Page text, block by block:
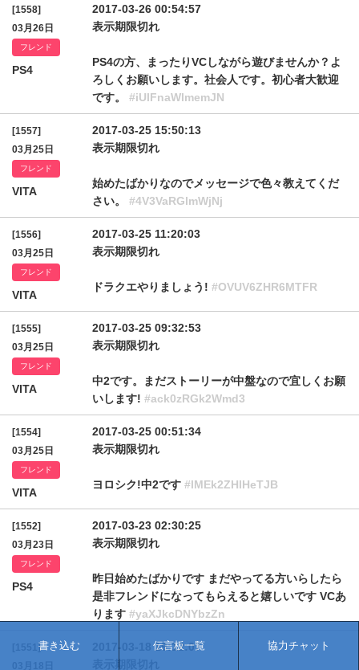
[1558]
03月26日
フレンド
PS4
2017-03-26 00:54:57
表示期限切れ
PS4の方、まったりVCしながら遊びませんか？よ
ろしくお願いします。社会人です。初心者大歓迎
です。 #iUlFnaWlmemJN
[1557]
03月25日
フレンド
VITA
2017-03-25 15:50:13
表示期限切れ
始めたばかりなのでメッセージで色々教えてくだ
さい。 #4V3VaRGlmWjNj
[1556]
03月25日
フレンド
VITA
2017-03-25 11:20:03
表示期限切れ
ドラクエやりましょう! #OVUV6ZHR6MTFR
[1555]
03月25日
フレンド
VITA
2017-03-25 09:32:53
表示期限切れ
中2です。まだストーリーが中盤なので宜しくお願
いします! #ack0zRGk2Wmd3
[1554]
03月25日
フレンド
VITA
2017-03-25 00:51:34
表示期限切れ
ヨロシク!中2です #lMEk2ZHlHeTJB
[1552]
03月23日
フレンド
PS4
2017-03-23 02:30:25
表示期限切れ
昨日始めたばかりです まだやってる方いらしたら
是非フレンドになってもらえると嬉しいです VCあ
ります #yaXJkcDNYbzZn
[1551]
2017-03-18 19:12:07
書き込む 伝言板一覧 協力チャット